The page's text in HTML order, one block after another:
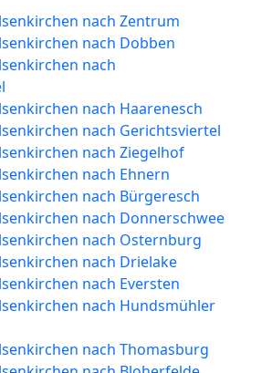
nach Zentrum
nach Dobben
nach
nach Haarenesch
nach Gerichtsviertel
nach Ziegelhof
nach Ehnern
nach Bürgeresch
nach Donnerschwee
nach Osternburg
nach Drielake
nach Eversten
nach Hundsmühler
nach Thomasburg